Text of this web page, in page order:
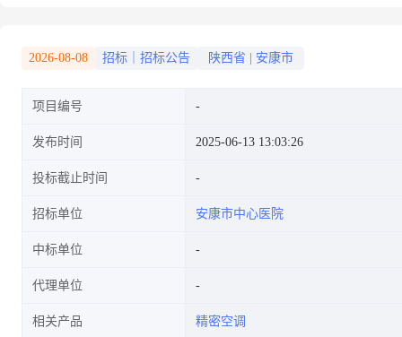
2026-08-08 招标｜招标公告 陕西省 安康市
项目编号
发布时间 2025-06-13 13:03:26
投标截止时间
招标单位 安康市中心医院
中标单位
代理单位
相关产品 精密空调